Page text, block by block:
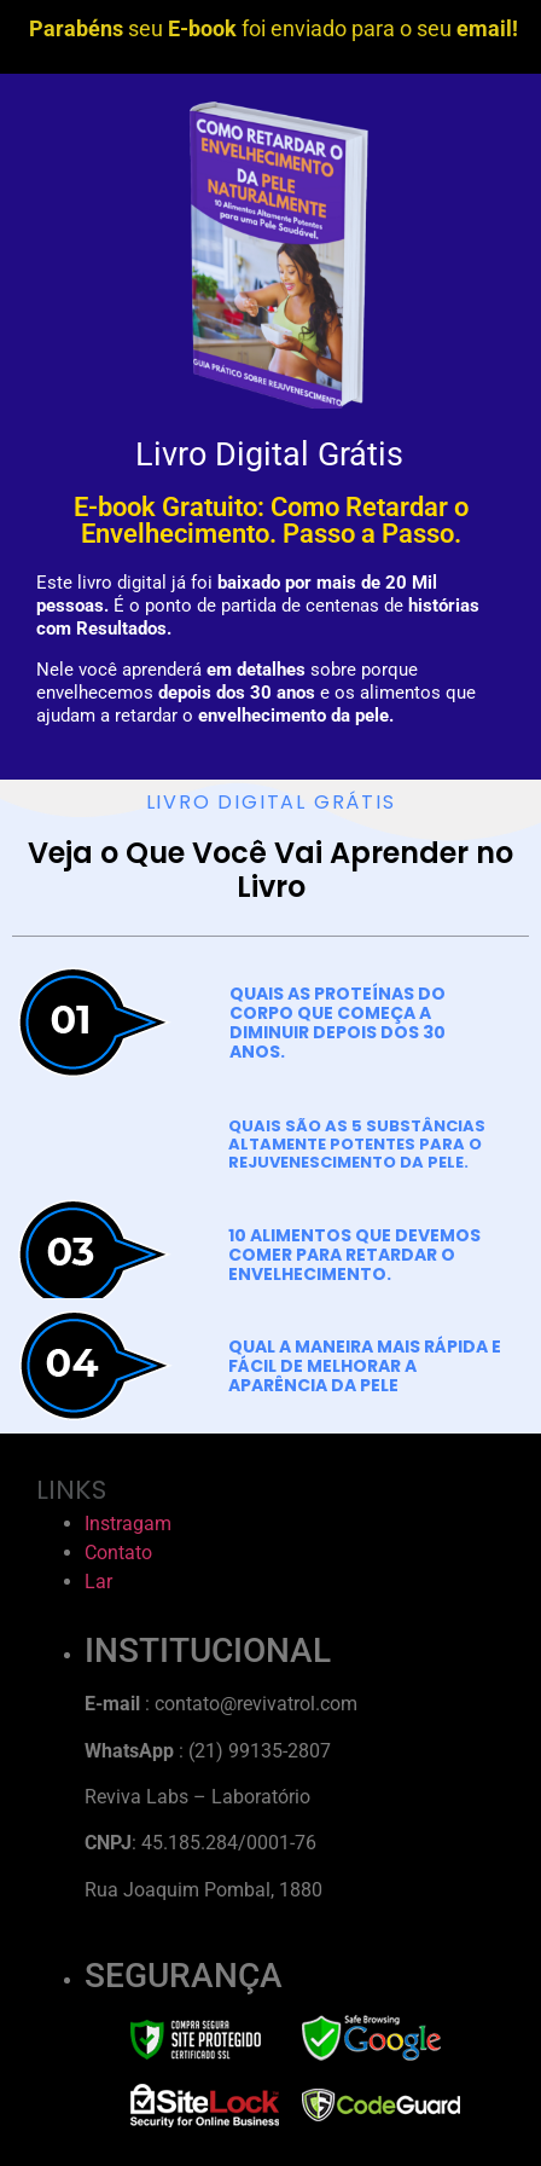
Parabénsseu E-bookfoi enviado para o seu email!
Livro Digital Grátis
E-book Gratuito: Como Retardar o
Envelhecimento. Passo a Passo.
Este livro digital já foi baixado por mais de 20 Mil
pessoas. É o ponto de partida de centenas de histórias
com Resultados.
Nele você aprenderá em detalhes sobre porque
envelhecemos depois dos 30 anos e os alimentos que
ajudam a retardar o envelhecimento da pele.
LIVRO DIGITAL GRÁTIS
Veja o Que Você Vai Aprender no
Livro
QUAIS AS PROTEÍNAS DO
CORPO QUE COMEÇA A
DIMINUIR DEPOIS DOS 30
ANOS.
QUAIS SÃO AS 5 SUBSTÂNCIAS
ALTAMENTE POTENTES PARA O
REJUVENESCIMENTO DA PELE.
10 ALIMENTOS QUE DEVEMOS
COMER PARA RETARDAR O
ENVELHECIMENTO.
QUAL A MANEIRA MAIS RÁPIDA E
FÁCIL DE MELHORAR A
APARÊNCIA DA PELE
LINKS
Instragam
Contato
Lar
INSTITUCIONAL
E-mail : contato@revivatrol.com
WhatsApp : (21) 99135-2807
Reviva Labs – Laboratório
CNPJ: 45.185.284/0001-76
Rua Joaquim Pombal, 1880
SEGURANÇA